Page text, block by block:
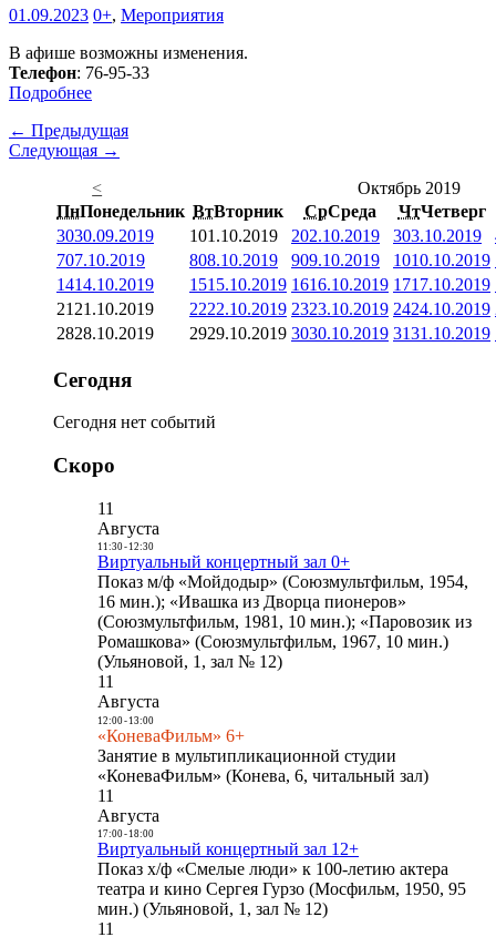
01.09.2023 0+, Мероприятия
В афише возможны изменения.
Телефон: 76-95-33
Подробнее
← Предыдущая
Следующая →
<
Октябрь 2019
ПнПонедельник ВтВторник СрСреда ЧтЧетверг
3030.09.2019 101.10.2019 202.10.2019 303.10.2019
707.10.2019 808.10.2019 909.10.2019 1010.10.2019
1414.10.2019 1515.10.2019 1616.10.2019 1717.10.2019
21 21.10.2019 2222.10.2019 2323.10.2019 2424.10.2019
2828.10.2019 2929.10.2019 3030.10.2019 3131.10.2019
Сегодня
Сегодня нет событий
Скоро
11
Августа
11:30- 12:30
Виртуальный концертный зал 0+
Показ м/ф «Мойдодыр» (Союзмультфильм, 1954,
16 мин.); «Ивашка из Дворца пионеров»
(Союзмультфильм, 1981, 10 мин.); «Паровозик из
Ромашкова» (Союзмультфильм, 1967, 10 мин.)
(Ульяновой, 1, зал № 12)
11
Августа
12:00- 13:00
«КоневаФильм» 6+
Занятие в мультипликационной студии
«КоневаФильм» (Конева, 6, читальный зал)
11
Августа
17:00- 18:00
Виртуальный концертный зал 12+
Показ х/ф «Смелые люди» к 100-летию актера
театра и кино Сергея Гурзо (Мосфильм, 1950, 95
мин.) (Ульяновой, 1, зал № 12)
11